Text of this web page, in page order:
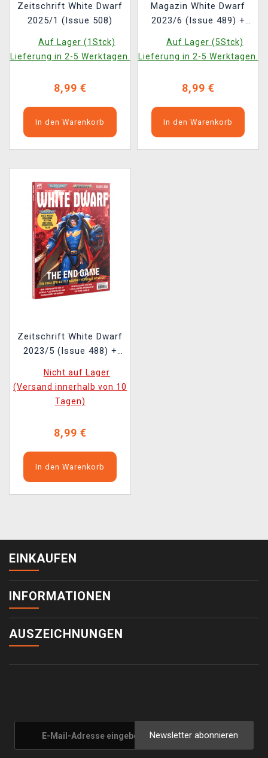
Zeitschrift White Dwarf
2025/1 (Issue 508)
Auf Lager (1Stck)
Lieferung in 2-5 Werktagen.
8,99 €
In den Warenkorb
Magazin White Dwarf
2023/6 (Issue 489) +
Structure Tiles
Auf Lager (5Stck)
Lieferung in 2-5 Werktagen.
8,99 €
In den Warenkorb
Zeitschrift White Dwarf
2023/5 (Issue 488) +
Strukturfliesen
Nicht auf Lager
(Versand innerhalb von 10
Tagen)
8,99 €
In den Warenkorb
EINKAUFEN
INFORMATIONEN
AUSZEICHNUNGEN
Newsletter abonnieren